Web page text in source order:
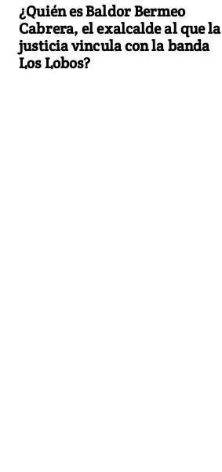
¿Quién es Baldor Bermeo
Cabrera, el exalcalde al que la
justicia vincula con la banda
Los Lobos?